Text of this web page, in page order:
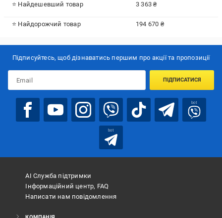
⭐ Найдешевший товар 3 363 ₴
⭐ Найдорожчий товар 194 670 ₴
Підписуйтесь, щоб дізнаватись першим про акції та пропозиції
ПІДПИСАТИСЯ
bot
bot
АІ Служба підтримки
Інформаційний центр, FAQ
Написати нам повідомлення